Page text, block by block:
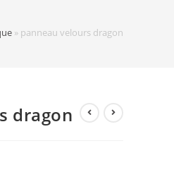
» panneau velours dragon
dragon